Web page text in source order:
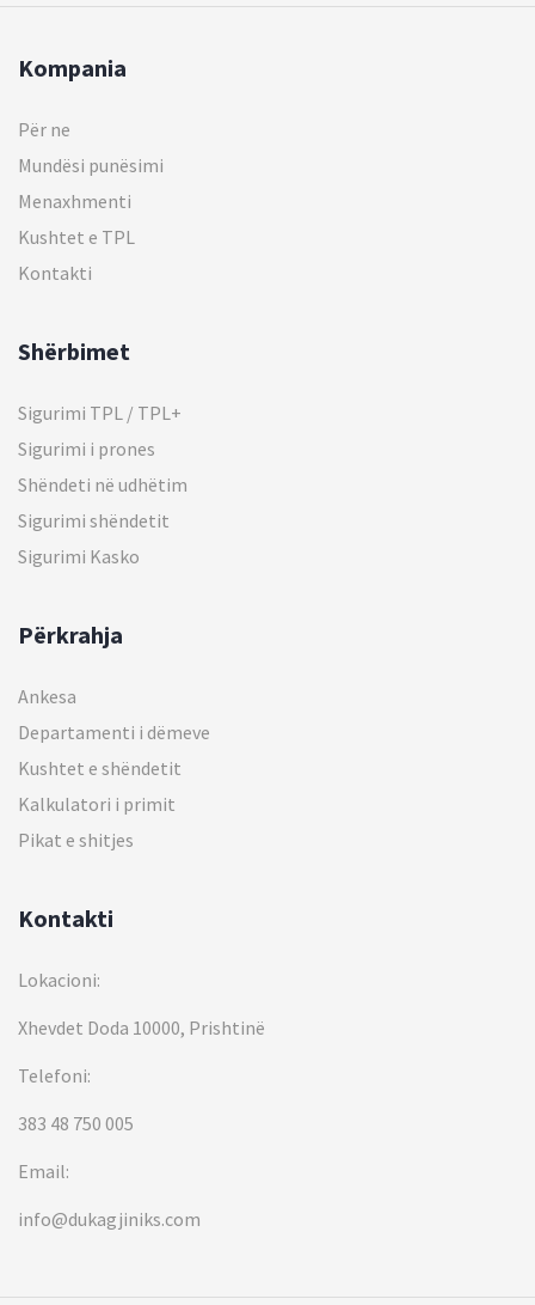
Kompania
Për ne
Mundësi punësimi
Menaxhmenti
Kushtet e TPL
Kontakti
Shërbimet
Sigurimi TPL / TPL+
Sigurimi i prones
Shëndeti në udhëtim
Sigurimi shëndetit
Sigurimi Kasko
Përkrahja
Ankesa
Departamenti i dëmeve
Kushtet e shëndetit
Kalkulatori i primit
Pikat e shitjes
Kontakti
Lokacioni:
Xhevdet Doda 10000, Prishtinë
Telefoni:
383 48 750 005
Email:
info@dukagjiniks.com